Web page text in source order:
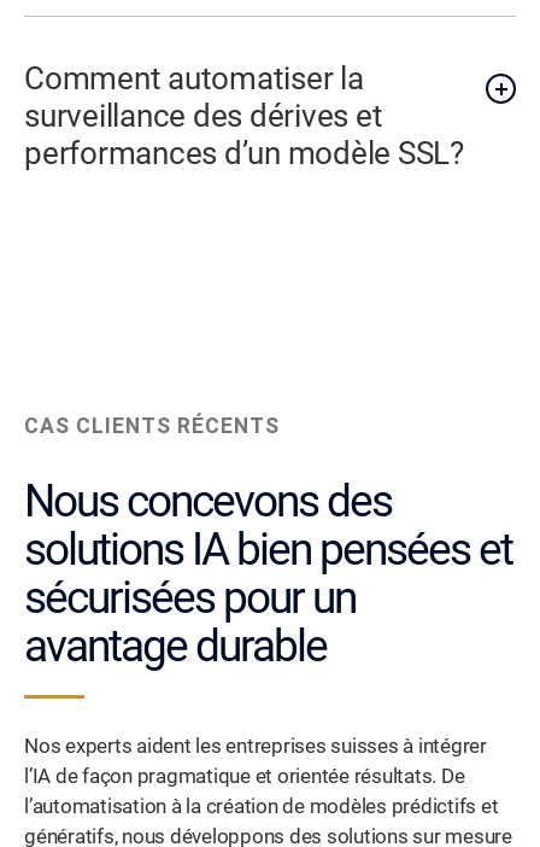
Comment automatiser la
surveillance des dérives et
performances d’un modèle SSL?
CAS CLIENTS RÉCENTS
Nous concevons des
solutions IA bien pensées et
sécurisées pour un
avantage durable
Nos experts aident les entreprises suisses à intégrer
l’IA de façon pragmatique et orientée résultats. De
l’automatisation à la création de modèles prédictifs et
génératifs, nous développons des solutions sur mesure